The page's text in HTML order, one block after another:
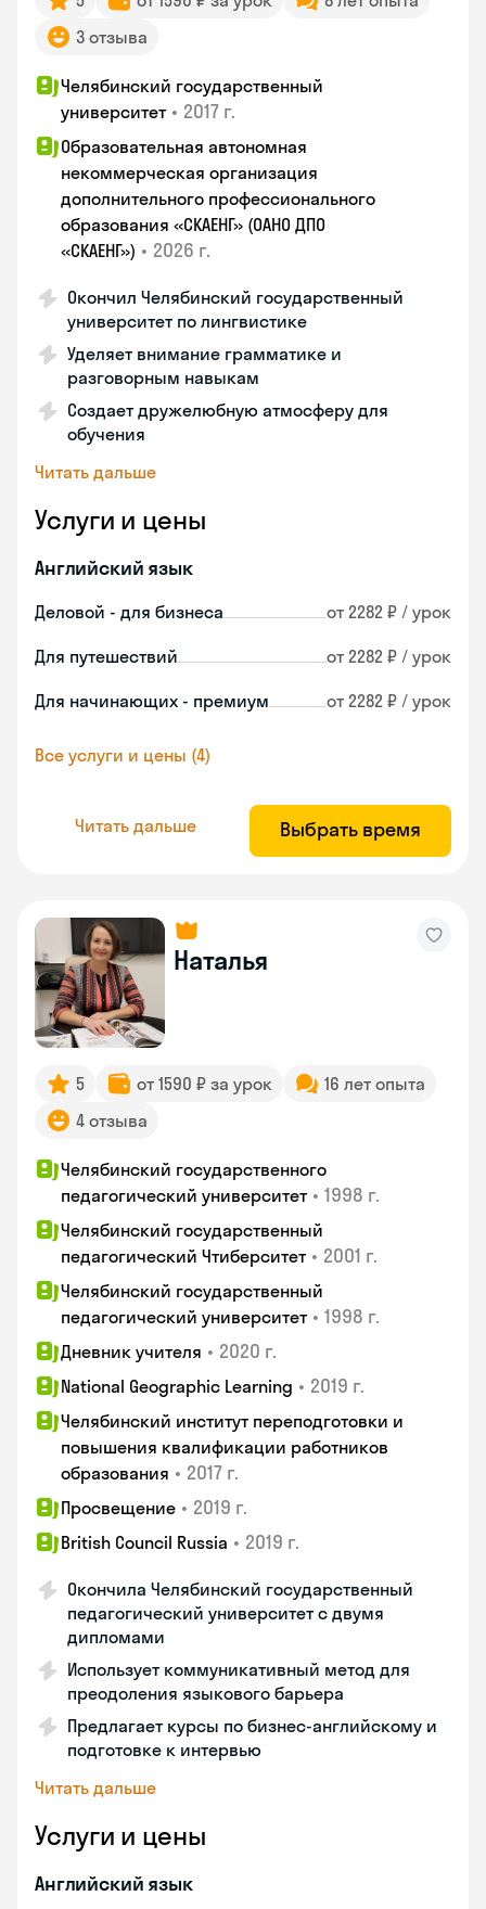
3 отзыва
Челябинский государственный
университет • 2017 г.
Образовательная автономная
некоммерческая организация
дополнительного профессионального
образования «СКАЕНГ» (ОАНО ДПО
«СКАЕНГ») • 2026 г.
Окончил Челябинский государственный
университет по лингвистике
Уделяет внимание грамматике и
разговорным навыкам
Создает дружелюбную атмосферу для
обучения
Читать дальше
Услуги и цены
Английский язык
Деловой - для бизнеса от 2282 ₽ / урок
Для путешествий от 2282 ₽ / урок
Для начинающих - премиум от 2282 ₽ / урок
Все услуги и цены (4)
Читать дальше Выбрать время
Наталья
5 от 1590 ₽ за урок
16 лет опыта
4 отзыва
Челябинский государственного
педагогический университет • 1998 г.
Челябинский государственный
педагогический Чтиберситет • 2001 г.
Челябинский государственный
педагогический университет • 1998 г.
Дневник учителя • 2020 г.
National Geographic Learning • 2019 г.
Челябинский институт переподготовки и
повышения квалификации работников
образования • 2017 г.
Просвещение • 2019 г.
British Council Russia • 2019 г.
Окончила Челябинский государственный
педагогический университет с двумя
дипломами
Использует коммуникативный метод для
преодоления языкового барьера
Предлагает курсы по бизнес-английскому и
подготовке к интервью
Читать дальше
Услуги и цены
Английский язык